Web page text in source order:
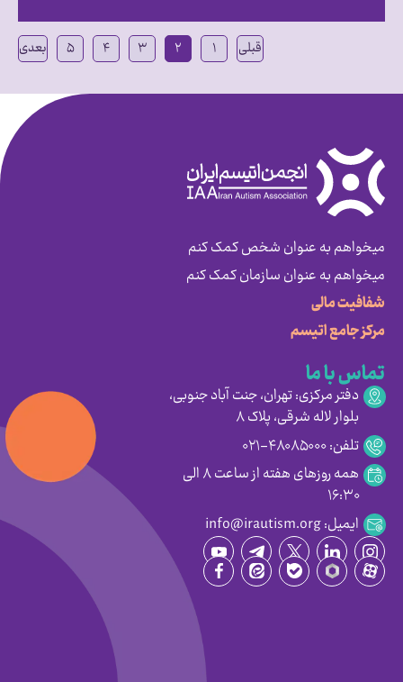
قبلی ۱ ۲ ۳ ۴ ۵ بعدی
میخواهم به عنوان شخص کمک کنم
میخواهم به عنوان سازمان کمک کنم
شفافیت مالی
مرکز جامع اتیسم
تماس با ما
دفتر مرکزی: تهران، جنت آباد جنوبی،
بلوار لاله شرقی، پلاک ۸
تلفن: ۴۸۰۸۵۰۰۰-۰۲۱
همه روزهای هفته از ساعت ۸ الی
۱۶:۳۰
ایمیل: info@irautism.org